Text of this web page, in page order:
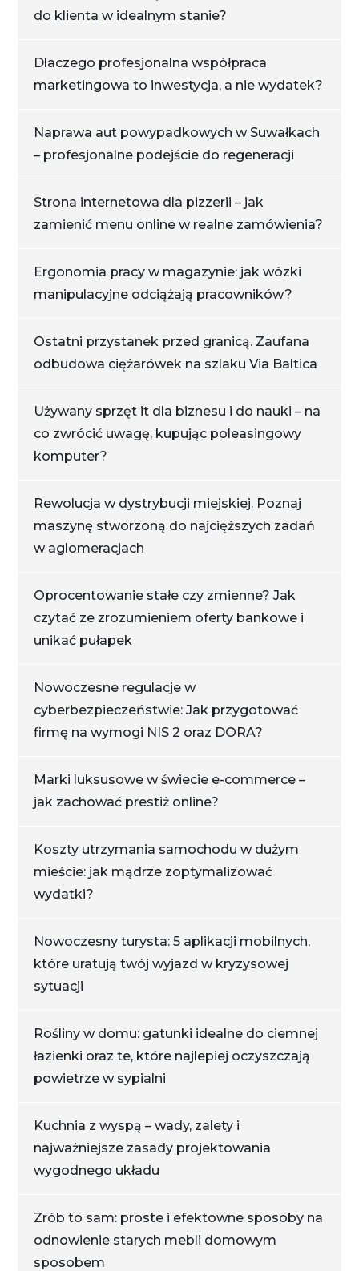
do klienta w idealnym stanie?
Dlaczego profesjonalna współpraca
marketingowa to inwestycja, a nie wydatek?
Naprawa aut powypadkowych w Suwałkach
– profesjonalne podejście do regeneracji
Strona internetowa dla pizzerii – jak
zamienić menu online w realne zamówienia?
Ergonomia pracy w magazynie: jak wózki
manipulacyjne odciążają pracowników?
Ostatni przystanek przed granicą. Zaufana
odbudowa ciężarówek na szlaku Via Baltica
Używany sprzęt it dla biznesu i do nauki – na
co zwrócić uwagę, kupując poleasingowy
komputer?
Rewolucja w dystrybucji miejskiej. Poznaj
maszynę stworzoną do najcięższych zadań
w aglomeracjach
Oprocentowanie stałe czy zmienne? Jak
czytać ze zrozumieniem oferty bankowe i
unikać pułapek
Nowoczesne regulacje w
cyberbezpieczeństwie: Jak przygotować
firmę na wymogi NIS 2 oraz DORA?
Marki luksusowe w świecie e-commerce –
jak zachować prestiż online?
Koszty utrzymania samochodu w dużym
mieście: jak mądrze zoptymalizować
wydatki?
Nowoczesny turysta: 5 aplikacji mobilnych,
które uratują twój wyjazd w kryzysowej
sytuacji
Rośliny w domu: gatunki idealne do ciemnej
łazienki oraz te, które najlepiej oczyszczają
powietrze w sypialni
Kuchnia z wyspą – wady, zalety i
najważniejsze zasady projektowania
wygodnego układu
Zrób to sam: proste i efektowne sposoby na
odnowienie starych mebli domowym
sposobem